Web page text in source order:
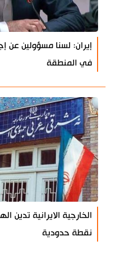
إيران: لسنا مسؤولين عن
في المنطقة
الخارجية الايرانية تدين
نقطة حدودية